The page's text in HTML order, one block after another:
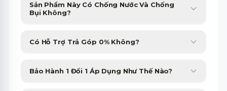
Sản Phẩm Này Có Chống Nước Và Chống
Bụi Không?
Sản phẩm được trang bị chuẩn chống nước, chống bụi cao cấp,
giúp bạn yên tâm sử dụng trong nhiều điều kiện thời tiết.
Có Hỗ Trợ Trả Góp 0% Không?
Minh Phát Mobile hỗ trợ trả góp 0% qua thẻ tín dụng và các
công ty tài chính với thủ tục duyệt nhanh gọn trong 15 phút.
Bảo Hành 1 Đổi 1 Áp Dụng Như Thế Nào?